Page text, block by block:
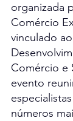
organizada
Comércio
vinculado
Comércio e
evento
números